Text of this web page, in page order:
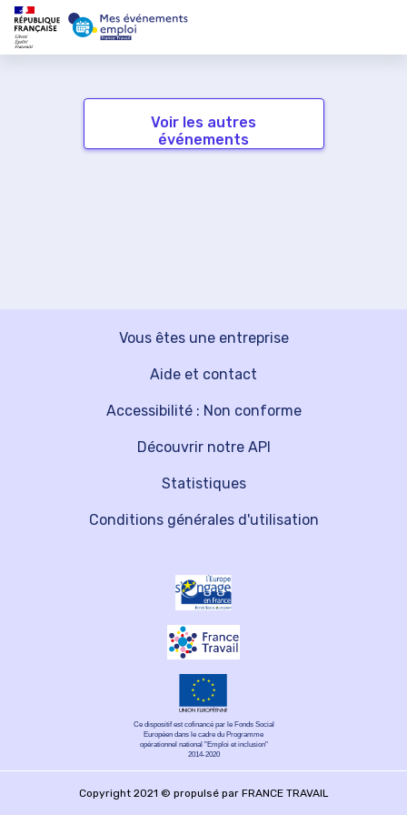
Voir les autres
événements
Vous êtes une entreprise
Découvrir notre API
Aide et contact
Statistiques
Accessibilité : Non conforme
Conditions générales d'utilisation
Ce dispositif est cofinancé par le Fonds Social
Européen dans le cadre du Programme
opérationnel national "Emploi et inclusion"
2014-2020
Copyright 2021 © propulsé par FRANCE TRAVAIL